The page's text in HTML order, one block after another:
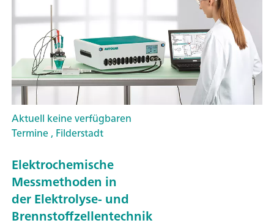
Aktuell keine verfügbaren
Termine , Filderstadt
Elektrochemische
Messmethoden in
der Elektrolyse- und
Brennstoffzellentechnik